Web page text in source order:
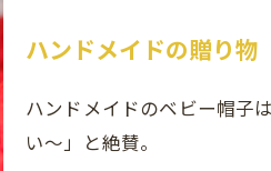
ハンドメイドの贈り物
ハンドメイドのベビー帽子
い〜」と絶賛。